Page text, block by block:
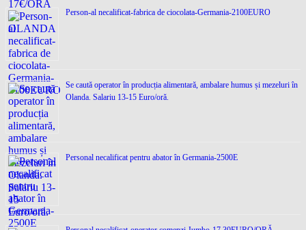
Person-al necalificat-fabrica de ciocolata-Germania-2100EURO
Se caută operator în producția alimentară, ambalare humus și mezeluri în
Olanda. Salariu 13-15 Euro/oră.
Personal necalificat pentru abator în Germania-2500E